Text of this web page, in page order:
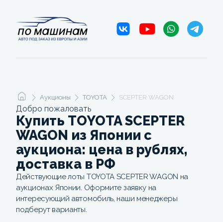
Аукционы TOYOTA SCEPTER WAGON
Добро пожаловать
Купить TOYOTA SCEPTER
WAGON из Японии с
аукциона: цена в рублях,
доставка в РФ
Действующие лоты TOYOTA SCEPTER WAGON на
аукционах Японии. Оформите заявку на
интересующий автомобиль, наши менеджеры
подберут варианты.